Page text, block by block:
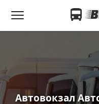
Автовокзал